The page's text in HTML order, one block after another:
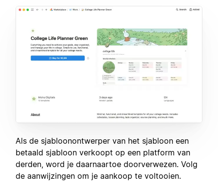
Als de sjabloonontwerper van het sjabloon een
betaald sjabloon verkoopt op een platform van
derden, word je daarnaartoe doorverwezen. Volg
de aanwijzingen om je aankoop te voltooien.